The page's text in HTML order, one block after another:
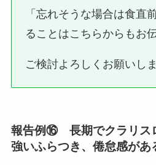
「忘れそうな場合は食直
ることはこちらからもお
ご検討よろしくお願いしま
報告例⑯ 長期でクラリス
強いふらつき、倦怠感があ